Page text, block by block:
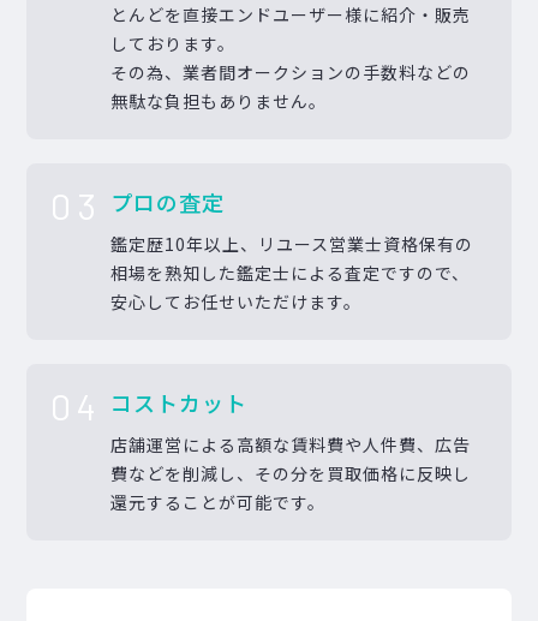
とんどを直接エンドユーザー様に紹介・販売
しております。
その為、業者間オークションの手数料などの
無駄な負担もありません。
03 プロの査定
鑑定歴10年以上、リユース営業士資格保有の
相場を熟知した鑑定士による査定ですので、
安心してお任せいただけます。
04 コストカット
店舗運営による高額な賃料費や人件費、広告
費などを削減し、その分を買取価格に反映し
還元することが可能です。